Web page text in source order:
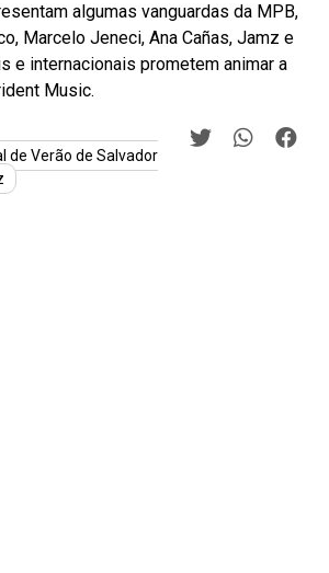
algumas vanguardas da MPB,
Marcelo Jeneci, Ana Cañas, Jamz e
e internacionais prometem animar a
Music.
de Verão de Salvador